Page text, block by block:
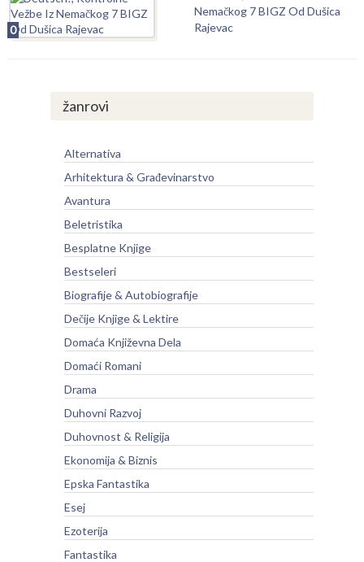
0
Nemačkog 7 BIGZ Od Dušica
Rajevac
žanrovi
Alternativa
Arhitektura & Građevinarstvo
Avantura
Beletristika
Besplatne Knjige
Bestseleri
Biografije & Autobiografije
Dečije Knjige & Lektire
Domaća Književna Dela
Domaći Romani
Drama
Duhovni Razvoj
Duhovnost & Religija
Ekonomija & Biznis
Epska Fantastika
Esej
Ezoterija
Fantastika